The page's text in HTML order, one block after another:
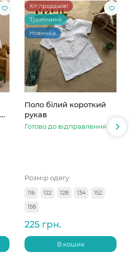
Хіт продажів!
Туреччина
Новинка
Поло білий короткий
рукав
Готово до відправлення
Розмір одягу
116 122 128 134
152
158
225 грн.
В кошик